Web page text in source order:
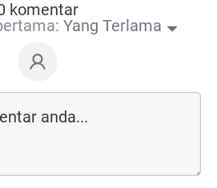
komentar
Yang Terlama